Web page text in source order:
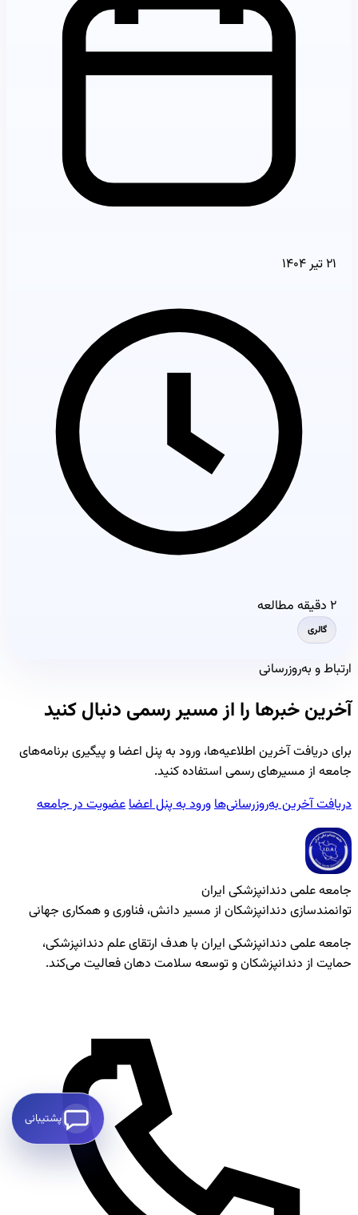
۲۱ تیر ۱۴۰۴
۲ دقیقه مطالعه
گالری
ارتباط و به‌روزرسانی
آخرین خبرها را از مسیر رسمی دنبال کنید
برای دریافت آخرین اطلاعیه‌ها، ورود به پنل اعضا و پیگیری برنامه‌های
جامعه از مسیرهای رسمی استفاده کنید.
دریافت آخرین به‌روزرسانی‌هاورود به پنل اعضاعضویت در جامعه
جامعه علمی دندانپزشکی ایران
توانمندسازی دندانپزشکان از مسیر دانش، فناوری و همکاری جهانی
جامعه علمی دندانپزشکی ایران با هدف ارتقای علم دندانپزشکی،
حمایت از دندانپزشکان و توسعه سلامت دهان فعالیت می‌کند.
پشتیبانی